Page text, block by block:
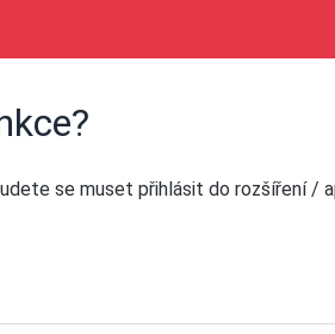
se muset přihlásit do rozšíření /